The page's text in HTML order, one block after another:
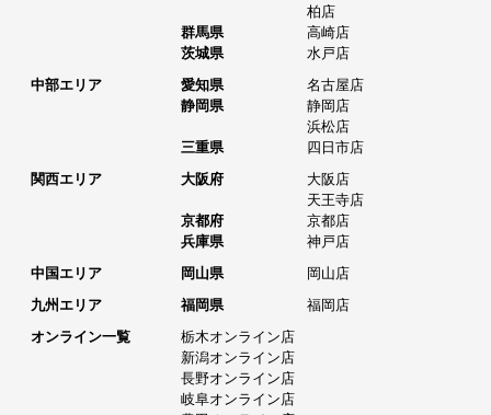
柏店
群馬県
高崎店
茨城県
水戸店
中部エリア
愛知県
名古屋店
静岡県
静岡店
浜松店
三重県
四日市店
関西エリア
大阪府
大阪店
天王寺店
京都府
京都店
兵庫県
神戸店
中国エリア
岡山県
岡山店
九州エリア
福岡県
福岡店
オンライン一覧
栃木オンライン店
新潟オンライン店
長野オンライン店
岐阜オンライン店